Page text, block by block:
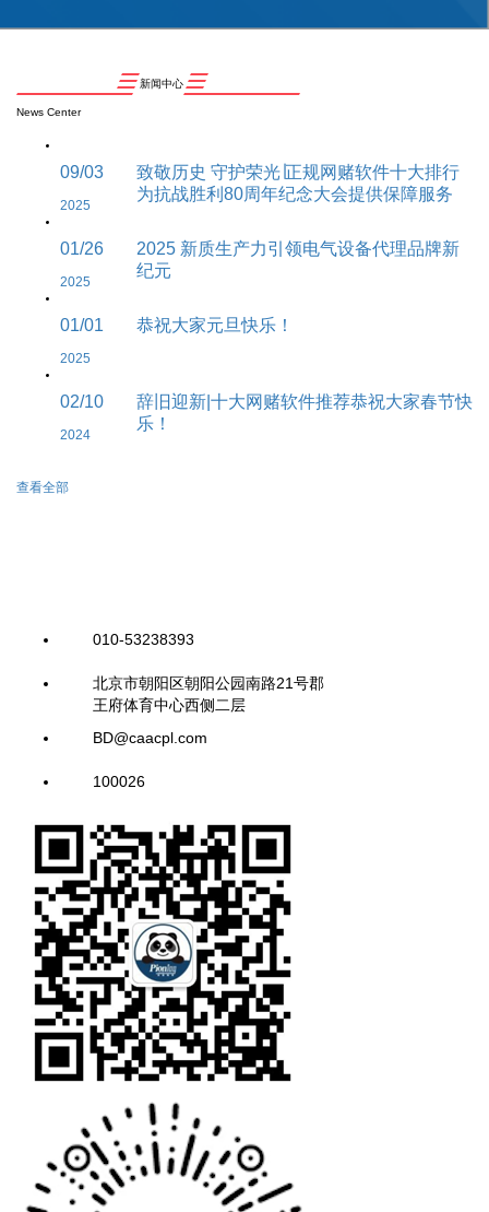
新闻中心
News Center
09/03
2025
致敬历史 守护荣光∣正规网赌软件十大排行
为抗战胜利80周年纪念大会提供保障服务
01/26
2025
2025 新质生产力引领电气设备代理品牌新
纪元
01/01
2025
恭祝大家元旦快乐！
02/10
2024
辞旧迎新|十大网赌软件推荐恭祝大家春节快
乐！
查看全部
010-53238393
北京市朝阳区朝阳公园南路21号郡
王府体育中心西侧二层
BD@caacpl.com
100026